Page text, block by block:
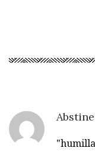
Abstine